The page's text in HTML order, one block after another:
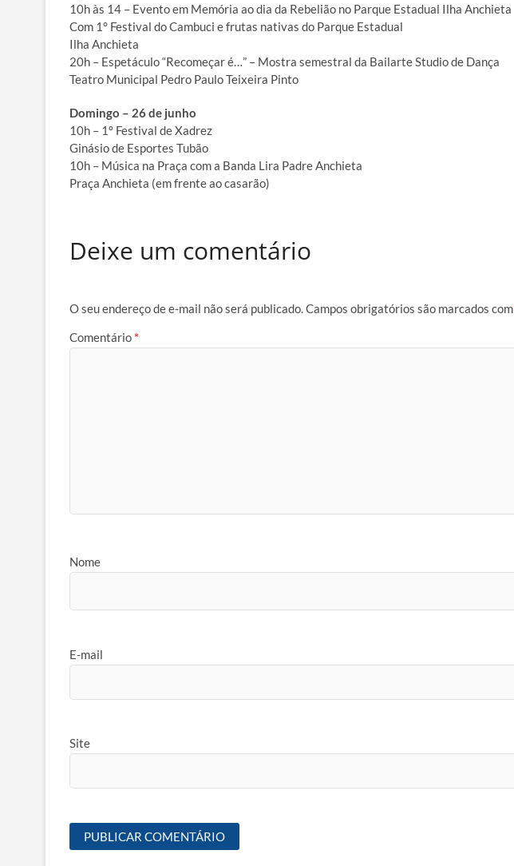
10h às 14 – Evento em Memória ao dia da Rebelião no Parque Estadual Ilha Anchieta
Com 1° Festival do Cambuci e frutas nativas do Parque Estadual
Ilha Anchieta
20h – Espetáculo “Recomeçar é…” – Mostra semestral da Bailarte Studio de Dança
Teatro Municipal Pedro Paulo Teixeira Pinto
Domingo – 26 de junho
10h – 1º Festival de Xadrez
Ginásio de Esportes Tubão
10h – Música na Praça com a Banda Lira Padre Anchieta
Praça Anchieta (em frente ao casarão)
Deixe um comentário
O seu endereço de e-mail não será publicado.Campos obrigatórios são marcados com
Comentário *
Nome
E-mail
Site